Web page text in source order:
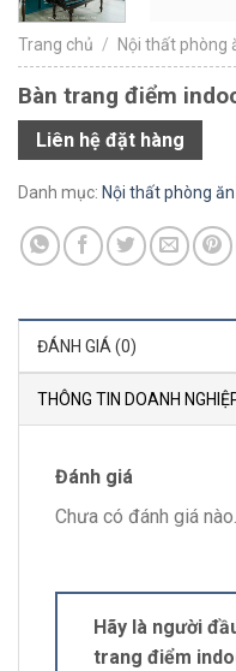
Trang chủ / Nội thất phòng
Bàn trang điểm
Liên hệ đặt hàng
Danh mục: Nội thất phòng ăn
ĐÁNH GIÁ (0)
THÔNG TIN DOANH
Đánh giá
Chưa có đánh giá nào.
Hãy là người
trang điểm